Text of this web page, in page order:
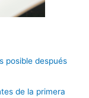
posible después
de la primera